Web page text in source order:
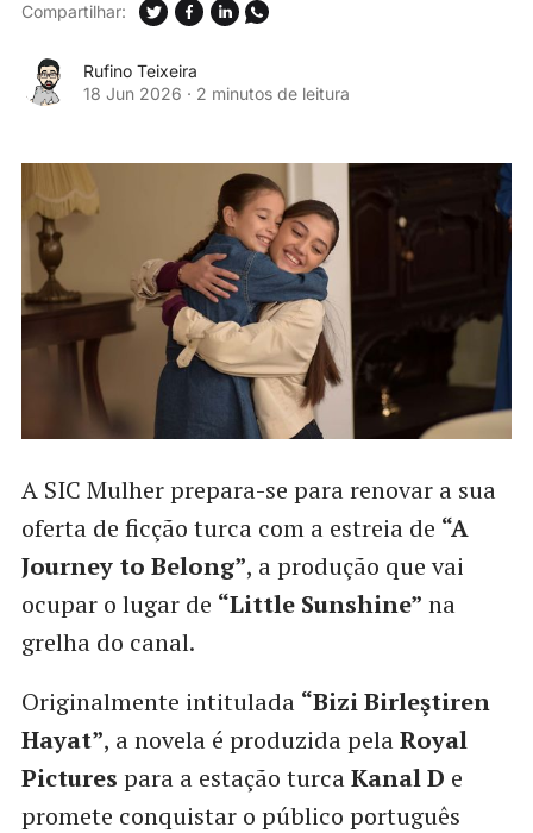
Rufino Teixeira
18 Jun 2026 · 2 minutos de leitura
Compartilhar:
A SIC Mulher prepara-se para renovar a sua
oferta de ficção turca com a estreia de “A
Journey to Belong”, a produção que vai
ocupar o lugar de “Little Sunshine” na
grelha do canal.
Originalmente intitulada “Bizi Birleştiren
Hayat”, a novela é produzida pelaRoyal
Pictures para a estação turcaKanal D e
promete conquistar o público português